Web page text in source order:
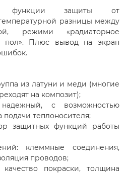
функции защиты от
разницы между
режими «радиаторное
пол». Плюс вывод на экран
из латуни и меди (многие
на композит);
с возможностью
подачи теплоносителя;
защитных функций работы
клеммные соединения,
проводов;
покраски, толщина